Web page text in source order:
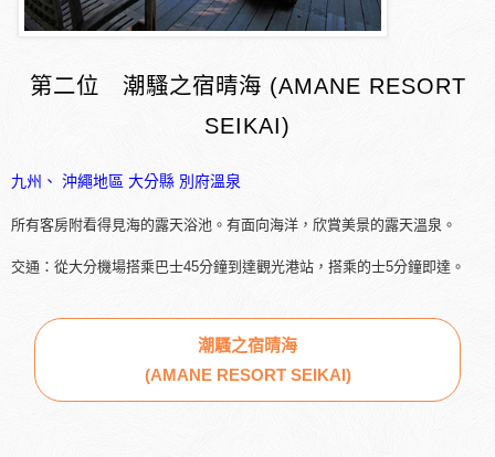
第二位 潮騷之宿晴海 (AMANE RESORT
SEIKAI)
九州、 沖繩地區 大分縣 別府溫泉
所有客房附看得見海的露天浴池。有面向海洋，欣賞美景的露天溫泉。
交通：從大分機場搭乘巴士45分鐘到達觀光港站，搭乘的士5分鐘即達。
潮騷之宿晴海
(AMANE RESORT SEIKAI)